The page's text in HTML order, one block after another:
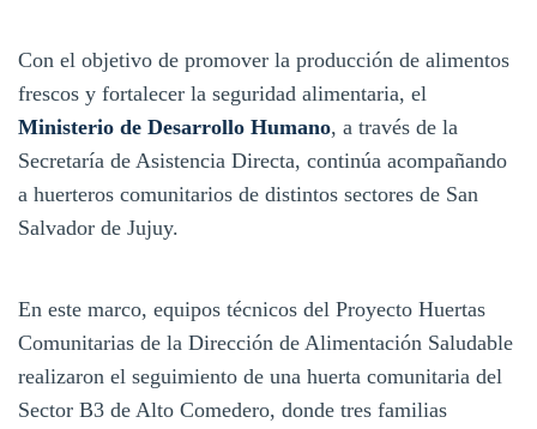
Con el objetivo de promover la producción de alimentos
frescos y fortalecer la seguridad alimentaria, el
Ministerio de Desarrollo Humano, a través de la
Secretaría de Asistencia Directa, continúa acompañando
a huerteros comunitarios de distintos sectores de San
Salvador de Jujuy.
En este marco, equipos técnicos del Proyecto Huertas
Comunitarias de la Dirección de Alimentación Saludable
realizaron el seguimiento de una huerta comunitaria del
Sector B3 de Alto Comedero, donde tres familias